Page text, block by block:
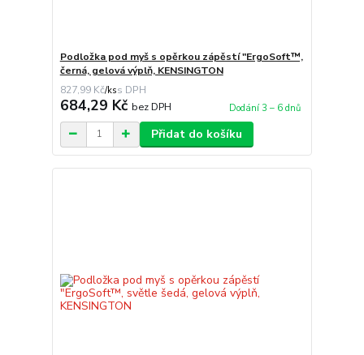
Podložka pod myš s opěrkou zápěstí "ErgoSoft™,
černá, gelová výplň, KENSINGTON
827,99 Kč/ks
684,29 Kč bez DPH Dodání 3 – 6 dnů
Přidat do košíku